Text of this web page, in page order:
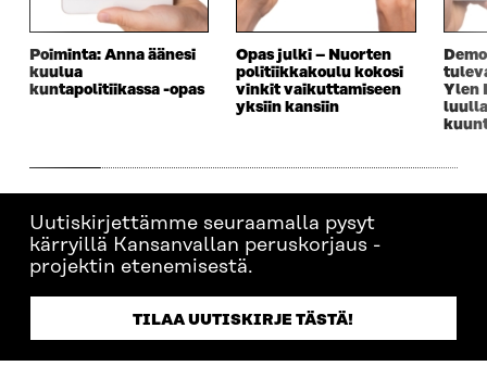
Poiminta: Anna äänesi
kuulua
kuntapolitiikassa -opas
Opas julki – Nuorten
politiikkakoulu kokosi
vinkit vaikuttamiseen
yksiin kansiin
Ylen
Uutiskirjettämme seuraamalla pysyt
kärryillä Kansanvallan peruskorjaus -
projektin etenemisestä.
TILAA UUTISKIRJE TÄSTÄ!